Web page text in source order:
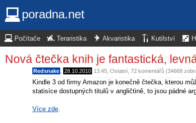
poradna.net
Počítače Teraristika Akvaristika Kutilství
Nová čtečka knih je fantastická,
Redsnake 28.10.2010 13:45 Ostatní , 72 komentářů (34668
Kindle 3 od firmy Amazon je konečně čtečka, kterou
statisíce dostupných titulů v angličtině, to jsou pádné
Více zde.